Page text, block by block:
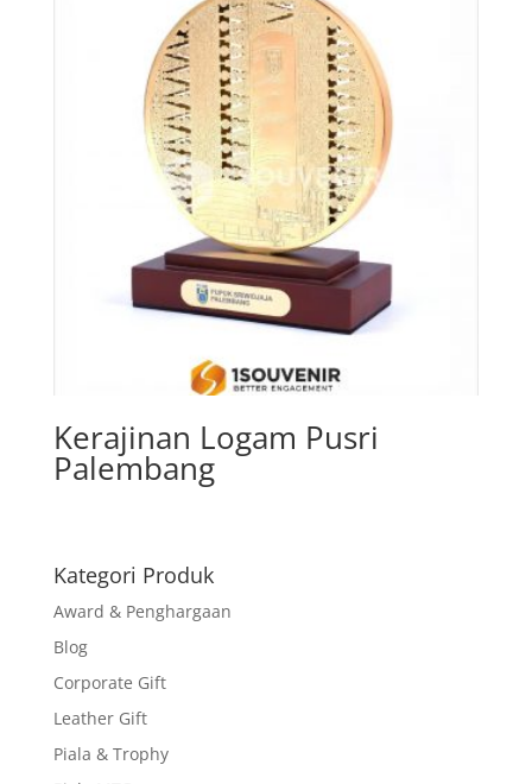
Kerajinan Logam Pusri
Palembang
Kategori Produk
Award & Penghargaan
Blog
Corporate Gift
Leather Gift
Piala & Trophy